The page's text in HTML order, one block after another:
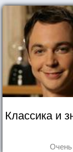
Классика и
Очень